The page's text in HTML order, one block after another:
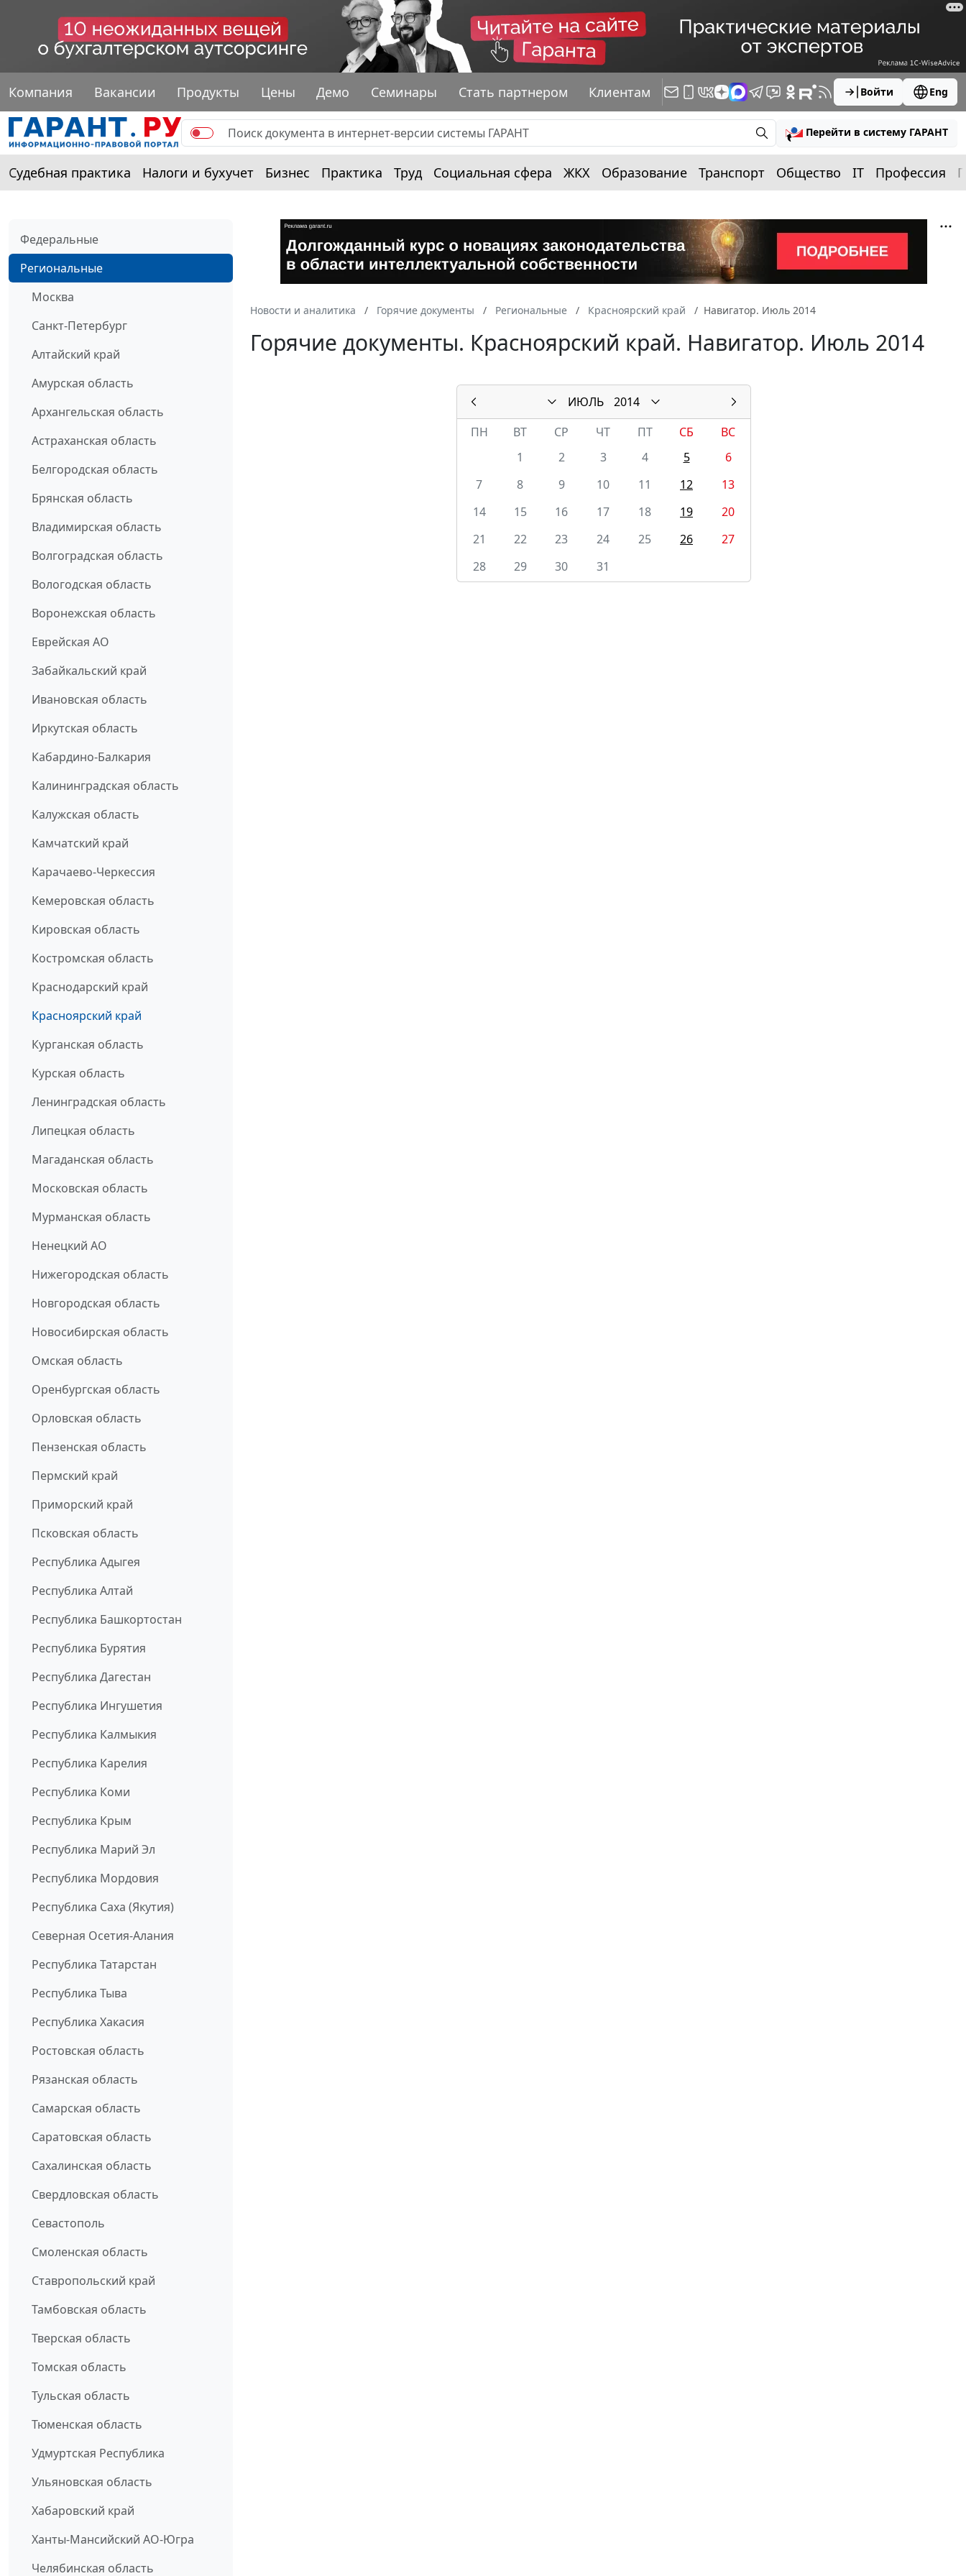
Компания Вакансии Продукты Цены Демо Семинары Стать партнером Клиентам Войти Eng
Перейти в систему ГАРАНТ
Судебная практика Налоги и бухучет Бизнес Практика Труд Социальная сфера ЖКХ Образование Транспорт Общество IT Профессия
Федеральные
Региональные
Москва
Санкт-Петербург
Алтайский край
Амурская область
Архангельская область
Астраханская область
Белгородская область
Брянская область
Владимирская область
Волгоградская область
Вологодская область
Воронежская область
Еврейская АО
Забайкальский край
Ивановская область
Иркутская область
Кабардино-Балкария
Калининградская область
Калужская область
Камчатский край
Карачаево-Черкессия
Кемеровская область
Кировская область
Костромская область
Краснодарский край
Красноярский край
Курганская область
Курская область
Ленинградская область
Липецкая область
Магаданская область
Московская область
Мурманская область
Ненецкий АО
Нижегородская область
Новгородская область
Новосибирская область
Омская область
Оренбургская область
Орловская область
Пензенская область
Пермский край
Приморский край
Псковская область
Республика Адыгея
Республика Алтай
Республика Башкортостан
Республика Бурятия
Республика Дагестан
Республика Ингушетия
Республика Калмыкия
Республика Карелия
Республика Коми
Республика Крым
Республика Марий Эл
Республика Мордовия
Республика Саха (Якутия)
Северная Осетия-Алания
Республика Татарстан
Республика Тыва
Республика Хакасия
Ростовская область
Рязанская область
Самарская область
Саратовская область
Сахалинская область
Свердловская область
Севастополь
Смоленская область
Ставропольский край
Тамбовская область
Тверская область
Томская область
Тульская область
Тюменская область
Удмуртская Республика
Ульяновская область
Хабаровский край
Ханты-Мансийский АО-Югра
Челябинская область
Новости и аналитика Горячие документы Региональные Красноярский край Навигатор. Июль 2014
Горячие документы. Красноярский край. Навигатор. Июль 2014
ИЮЛЬ
2014
ПН
ВТ СР ЧТ ПТ СБ
ВС
1
2 3 4 5
6
7
8 9 10 11 12
13
14
15 16 17 18 19
20
21
22 23 24 25 26
27
28
29 30 31